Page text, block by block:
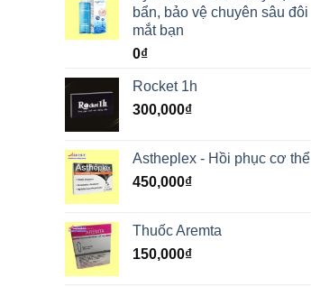
bẩn, bảo vệ chuyên sâu đôi
mắt bạn
0₫
Rocket 1h
300,000₫
Astheplex - Hồi phục cơ thể
450,000₫
Thuốc Aremta
150,000₫